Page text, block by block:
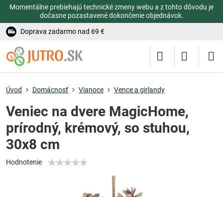
Momentálne prebiehajú technické zmeny webu a z tohto dôvodu je
dočasne pozastavené dokončenie objednávok.
Doprava zadarmo nad 69 €
Úvod Domácnosť Vianoce Vence a girlandy
Veniec na dvere MagicHome,
prírodný, krémový, so stuhou,
30x8 cm
Hodnotenie